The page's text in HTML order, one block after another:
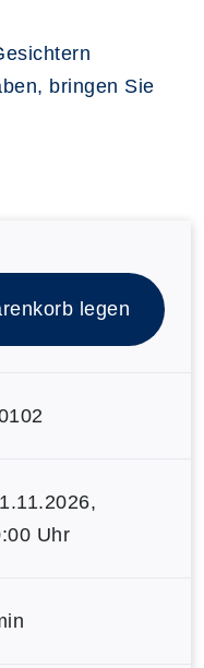
bringen Sie
legen
Uhr